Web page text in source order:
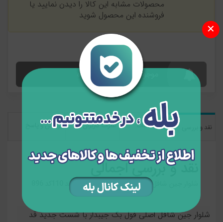
محصولات مشابه این کالا را دیدن نمایید یا
فروشنده این محصول شوید
موجود شد به من اطلاع بده
نقد و بررسی مشخصات نظرات کاربران پرسش و پاسخ
نقد و بررسی اجمالی
شلوار جین شافل اصلی جیبدار با شست جدید قد 110کد 896
شلوار جین شافل اصلی فول بگ جیبدار با شست جدید قد
✕